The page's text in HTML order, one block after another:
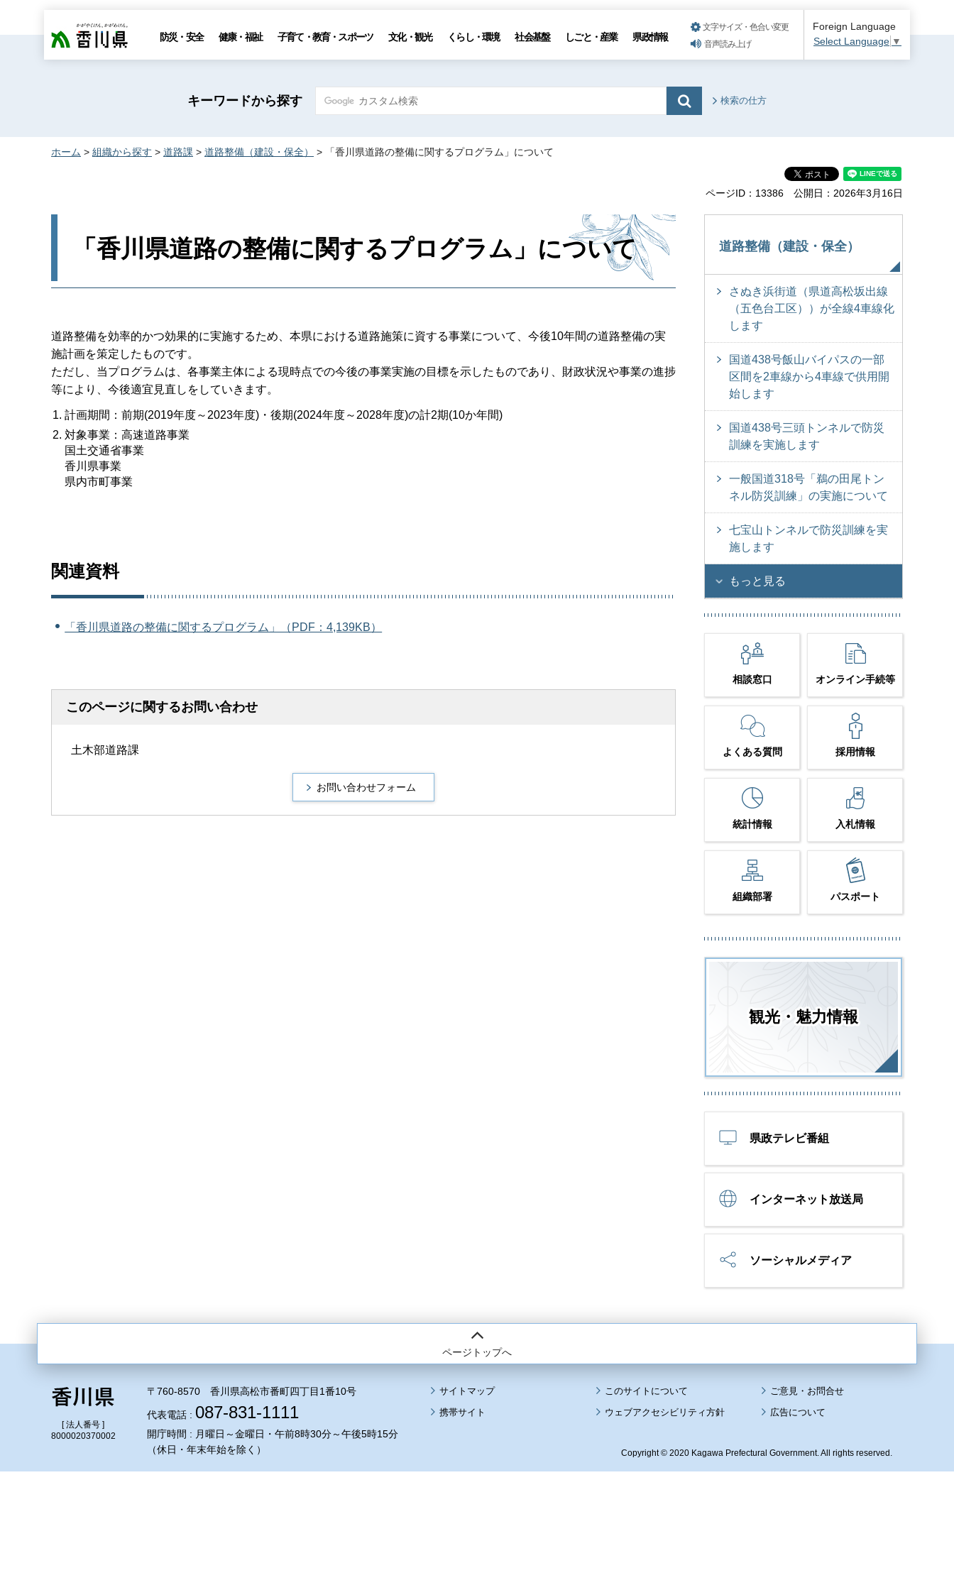
香川県 防災・安全 健康・福祉 子育て・教育・スポーツ 文化・観光 くらし・環境 社会基盤 しごと・産業 県政情報
文字サイズ・色合い変更
音声読み上げ
Foreign Language
Select Language ▼
キーワードから探す 検索の仕方
ホーム > 組織から探す > 道路課 > 道路整備（建設・保全） > 「香川県道路の整備に関するプログラム」について
ページID：13386 公開日：2026年3月16日
「香川県道路の整備に関するプログラム」について
道路整備を効率的かつ効果的に実施するため、本県における道路施策に資する事業について、今後10年間の道路整備の実
施計画を策定したものです。
ただし、当プログラムは、各事業主体による現時点での今後の事業実施の目標を示したものであり、財政状況や事業の進捗
等により、今後適宜見直しをしていきます。
計画期間：前期(2019年度～2023年度)・後期(2024年度～2028年度)の計2期(10か年間)
対象事業：高速道路事業
国土交通省事業
香川県事業
県内市町事業
関連資料
「香川県道路の整備に関するプログラム」（PDF：4,139KB）
このページに関するお問い合わせ
土木部道路課
道路整備（建設・保全）
さぬき浜街道（県道高松坂出線
（五色台工区））が全線4車線化
します
国道438号飯山バイパスの一部
区間を2車線から4車線で供用開
始します
国道438号三頭トンネルで防災
訓練を実施します
一般国道318号「鵜の田尾トン
ネル防災訓練」の実施について
七宝山トンネルで防災訓練を実
施します
もっと見る
相談窓口 オンライン手続等
よくある質問 採用情報
統計情報 入札情報
組織部署 パスポート
観光・魅力情報
県政テレビ番組
インターネット放送局
ソーシャルメディア
ページトップへ
[ 法人番号 ]
8000020370002
〒760-8570 香川県高松市番町四丁目1番10号
代表電話 : 087-831-1111
開庁時間 : 月曜日～金曜日・午前8時30分～午後5時15分
（休日・年末年始を除く）
サイトマップ
このサイトについて
携帯サイト
ウェブアクセシビリティ方針 広告について
Copyright © 2020 Kagawa Prefectural Government. All rights reserved.